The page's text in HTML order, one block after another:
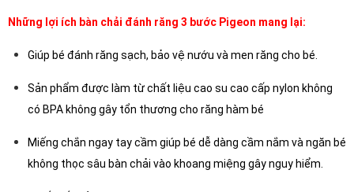
Những lợi ích bàn chải đánh răng 3 bước Pigeon mang lại:
Giúp bé đánh răng sạch, bảo vệ nướu và men răng cho bé.
Sản phẩm được làm từ chất liệu cao su cao cấp nylon không
có BPA không gây tổn thương cho răng hàm bé
Miếng chắn ngay tay cầm giúp bé dễ dàng cầm nắm và ngăn bé
không thọc sâu bàn chải vào khoang miệng gây nguy hiểm.